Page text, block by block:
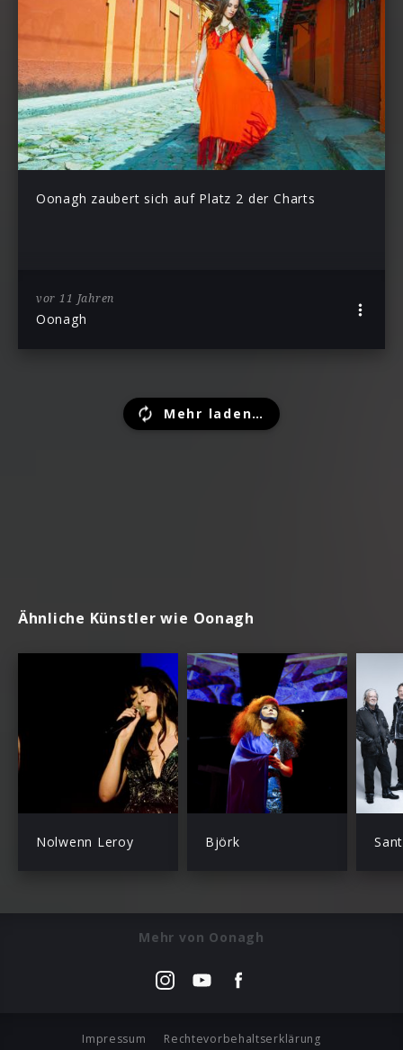
Oonagh zaubert sich auf Platz 2 der Charts
vor 11 Jahren
Oonagh
Mehr laden…
Ähnliche Künstler wie Oonagh
Nolwenn Leroy Björk
Mehr von Oonagh
Impressum Rechtevorbehaltserklärung